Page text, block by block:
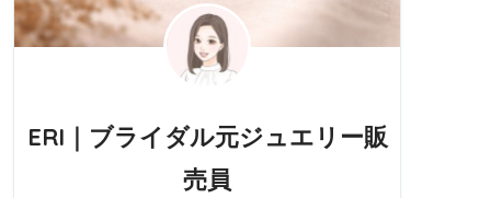
ERI｜ブライダル元ジュエリー販
売員